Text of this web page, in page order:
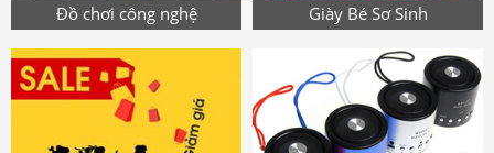
Đồ chơi công nghệ Giày Bé Sơ Sinh